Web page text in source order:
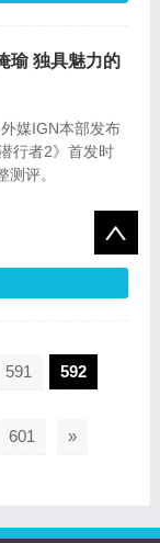
瑜 独具魅力的
媒IGN本部发布
行者2》首发时
评。
591 592
601 »